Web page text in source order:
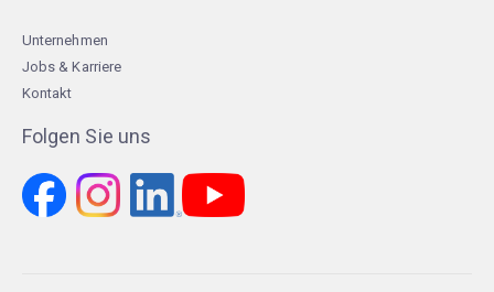
Unternehmen
Jobs & Karriere
Kontakt
Folgen Sie uns